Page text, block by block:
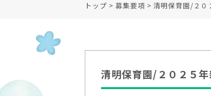
トップ > 募集要項 > 清明保育園/２０
清明保育園/２０２５